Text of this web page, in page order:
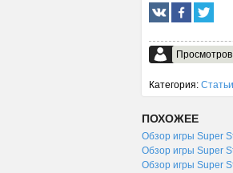
Категория: Статьи
ПОХОЖЕЕ
Обзор игры Super
Обзор игры Super
Обзор игры Super